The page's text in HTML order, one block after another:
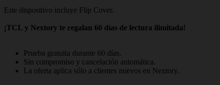
Este dispositivo incluye Flip Cover.
¡TCL y Nextory te regalan 60 días de lectura ilimitada!
Prueba gratuita durante 60 días.
Sin compromiso y cancelación automática.
La oferta aplica sólo a clientes nuevos en Nextory.